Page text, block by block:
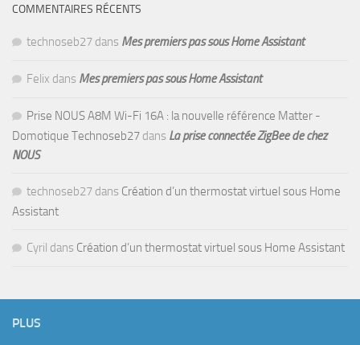
COMMENTAIRES RÉCENTS
technoseb27 dans Mes premiers pas sous Home Assistant
Felix dans Mes premiers pas sous Home Assistant
Prise NOUS A8M Wi-Fi 16A : la nouvelle référence Matter -
Domotique Technoseb27 dans La prise connectée ZigBee de chez
NOUS
technoseb27 dans Création d’un thermostat virtuel sous Home
Assistant
Cyril dans Création d’un thermostat virtuel sous Home Assistant
PLUS